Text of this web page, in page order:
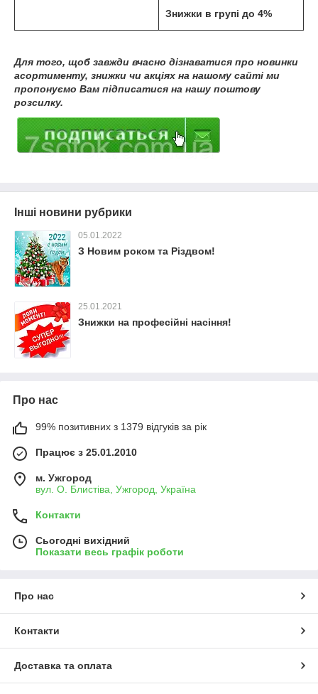
Знижки в групі до 4%
Для того, щоб завжди вчасно дізнаватися про новинки
асортименту, знижки чи акціях на нашому сайті ми
пропонуємо Вам підписатися на нашу поштову
розсилку.
Інші новини рубрики
05.01.2022
З Новим роком та Різдвом!
25.01.2021
Знижки на професійні насіння!
Про нас
99% позитивних з 1379 відгуків за рік
Працює з 25.01.2010
м. Ужгород
вул. О. Блистіва, Ужгород, Україна
Контакти
Сьогодні вихідний
Показати весь графік роботи
Про нас
Контакти
Доставка та оплата